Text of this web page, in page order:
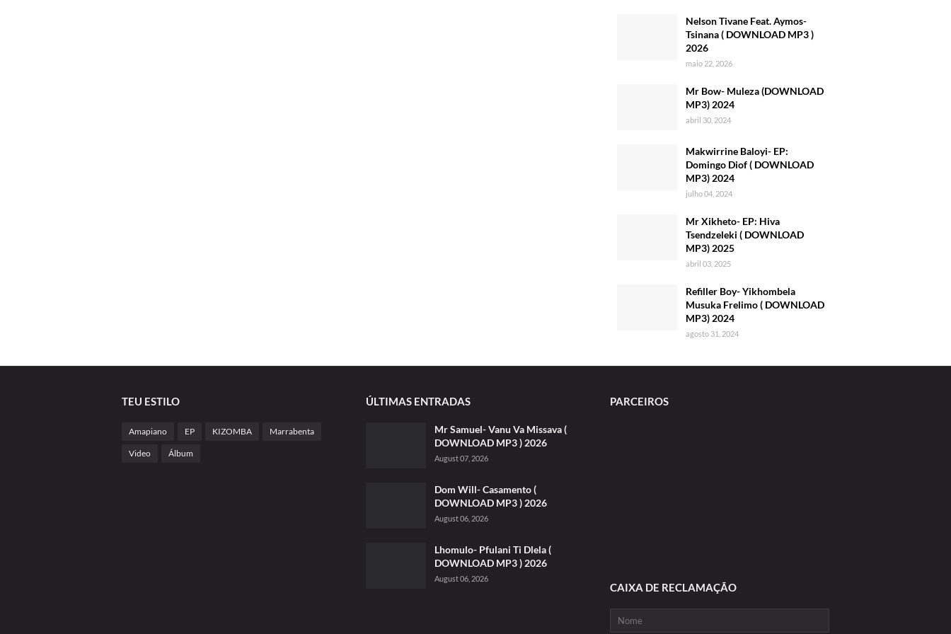
Nelson Tivane Feat. Aymos-
Tsinana ( DOWNLOAD MP3 )
2026
maio 22, 2026
Mr Bow- Muleza (DOWNLOAD
MP3) 2024
abril 30, 2024
Makwirrine Baloyi- EP:
Domingo Diof ( DOWNLOAD
MP3) 2024
julho 04, 2024
Mr Xikheto- EP: Hiva
Tsendzeleki ( DOWNLOAD
MP3) 2025
abril 03, 2025
Refiller Boy- Yikhombela
Musuka Frelimo ( DOWNLOAD
MP3) 2024
agosto 31, 2024
TEU ESTILO
Amapiano EP KIZOMBA Marrabenta
Video Álbum
ÚLTIMAS ENTRADAS
Mr Samuel- Vanu Va Missava (
DOWNLOAD MP3 ) 2026
August 07, 2026
Dom Will- Casamento (
DOWNLOAD MP3 ) 2026
August 06, 2026
Lhomulo- Pfulani Ti Dlela (
DOWNLOAD MP3 ) 2026
August 06, 2026
PARCEIROS
CAIXA DE RECLAMAÇÃO